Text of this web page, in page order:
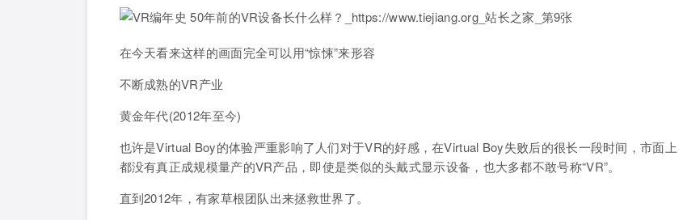
在今天看来这样的画面完全可以用“惊悚”来形容
不断成熟的VR产业
黄金年代(2012年至今)
也许是Virtual Boy的体验严重影响了人们对于VR的好感，在Virtual Boy失败后的很长一段时间，市面上
都没有真正成规模量产的VR产品，即使是类似的头戴式显示设备，也大多都不敢号称“VR”。
直到2012年，有家草根团队出来拯救世界了。